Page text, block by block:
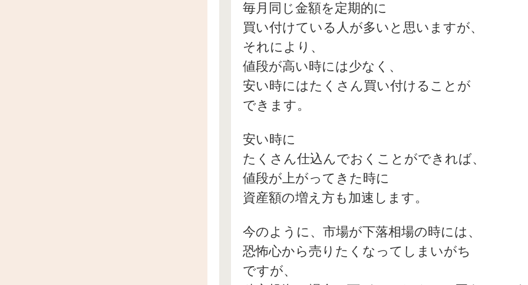
毎月同じ金額を定期的に
買い付けている人が多いと思いますが、
それにより、
値段が高い時には少なく、
安い時にはたくさん買い付けることが
できます。
安い時に
たくさん仕込んでおくことができれば、
値段が上がってきた時に
資産額の増え方も加速します。
今のように、市場が下落相場の時には、
恐怖心から売りたくなってしまいがち
ですが、